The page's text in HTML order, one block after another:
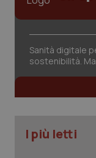
Sanità digitale
sostenibilità.
I più letti
_ga